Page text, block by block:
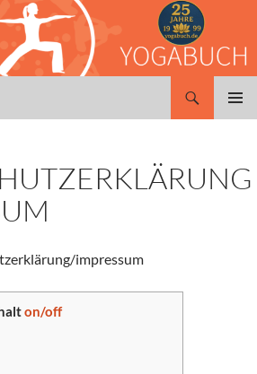
impressum
on/off